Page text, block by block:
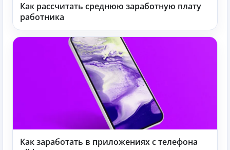
Как рассчитать среднюю заработную плату
работника
Как заработать в приложениях с телефона